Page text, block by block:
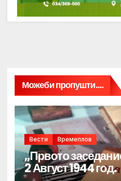
Можеби пропушти....
Вести Времеплов
„Првото
2 Август 1944 год.